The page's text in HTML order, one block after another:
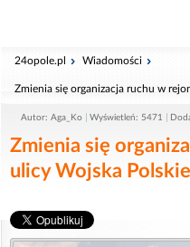
24opole.pl Wiadomości
Zmienia się organizacja ruchu w
Autor: Aga_Ko Wyświetleń: 5471
Zmienia się
ulicy Wojska